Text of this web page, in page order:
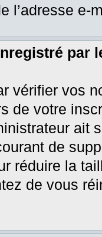
l’adresse e-
par
vérifier vos
de votre
ait
de
réduire la
de vous